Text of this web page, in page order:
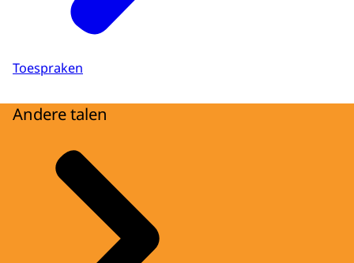
Toespraken
Andere talen